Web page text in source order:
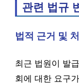
관련 법규
법적 근거 및
최근 법원이 발
회에 대한 요구